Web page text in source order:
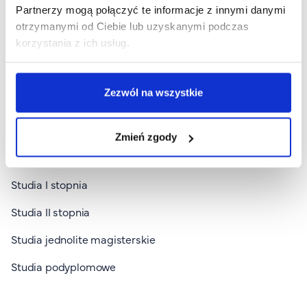
Partnerzy mogą połączyć te informacje z innymi danymi
otrzymanymi od Ciebie lub uzyskanymi podczas
korzystania z ich usług.
Zezwól na wszystkie
Zmień zgody
Platforma zdalnego nauczania
Kontakt
Dla kandydata
Wszystkie kierunki
Studia I stopnia
Studia II stopnia
Studia jednolite magisterskie
Studia podyplomowe